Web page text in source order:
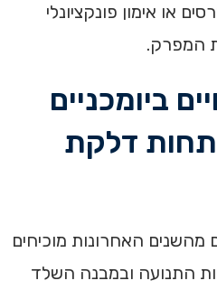
או אימון פונקציונלי
המפרק.
ביומכניים
דלקת
מהשנים האחרונות מוכיחים
התנועה ובמבנה השלד